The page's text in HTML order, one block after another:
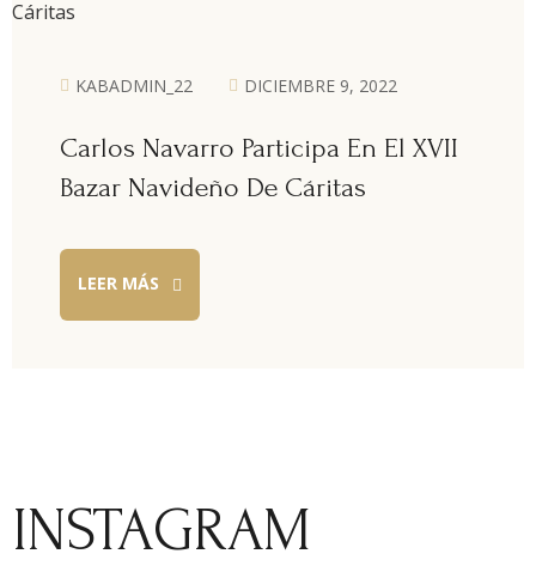
KABADMIN_22 DICIEMBRE 9, 2022
Carlos Navarro Participa En El XVII
Bazar Navideño De Cáritas
LEER MÁS
INSTAGRAM